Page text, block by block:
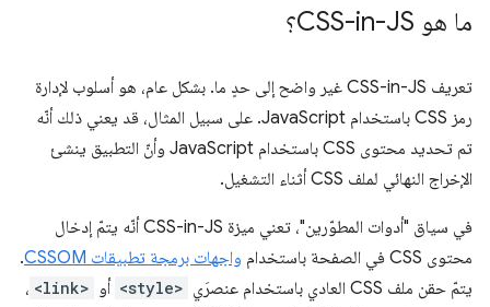
ما هو CSS-in-JS؟
تعريف CSS-in-JS غير واضح إلى حدٍ ما. بشكل عام، هو أسلوب لإدارة
رمز CSS باستخدام JavaScript. على سبيل المثال، قد يعني ذلك أنّه
تم تحديد محتوى CSS باستخدام JavaScript وأنّ التطبيق ينشئ
الإخراج النهائي لملف CSS أثناء التشغيل.
في سياق "أدوات المطوّرين"، تعني ميزة CSS-in-JS أنّه يتمّ إدخال
محتوى CSS في الصفحة باستخدام
واجهات برمجة تطبيقات CSSOM
.
يتمّ حقن ملف CSS العادي باستخدام عنصرَي
<style> أو <link> ،